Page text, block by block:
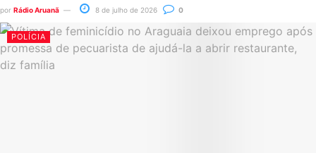
por Rádio Aruanã 8 de julho de 2026 0
POLÍCIA